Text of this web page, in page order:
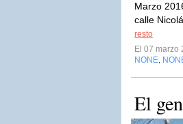
Marzo
calle
resto
El 07 marzo
NONE
El